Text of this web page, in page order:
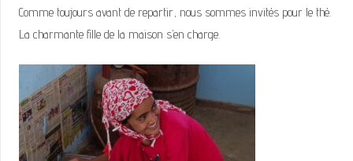
Comme toujours avant de repartir, nous sommes invités pour le thé.
La charmante fille de la maison s’en charge.